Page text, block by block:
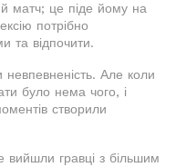
матч; це піде йому на
потрібно
та відпочити.
невпевненість. Але коли
було нема чого, і
створили
гравці з більшим